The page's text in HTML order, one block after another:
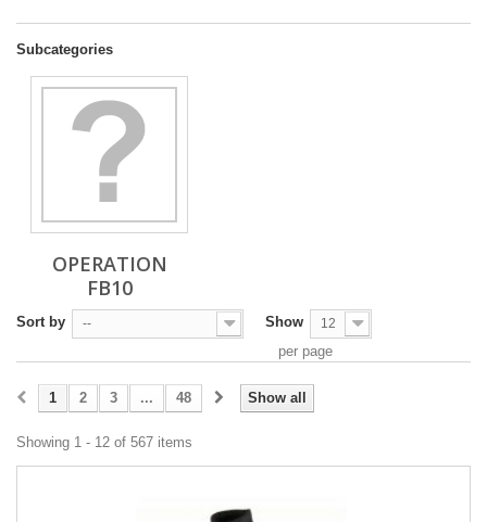
Subcategories
OPERATION
FB10
Sort by -- Show 12
per page
Show all
1 2 3 ... 48
Showing 1 - 12 of 567 items